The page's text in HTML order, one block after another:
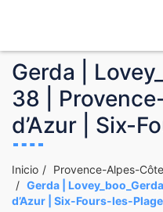
Gerda |
38 |
d’Azur | Six-
Inicio Provence-Alpes-
Gerda |
d’Azur | Six-Fours-les-